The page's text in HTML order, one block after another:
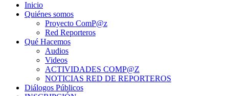
Inicio
Quiénes somos
Proyecto ComP@z
Red Reporteros
Qué Hacemos
Audios
Videos
ACTIVIDADES COMP@Z
NOTICIAS RED DE REPORTEROS
Diálogos Públicos